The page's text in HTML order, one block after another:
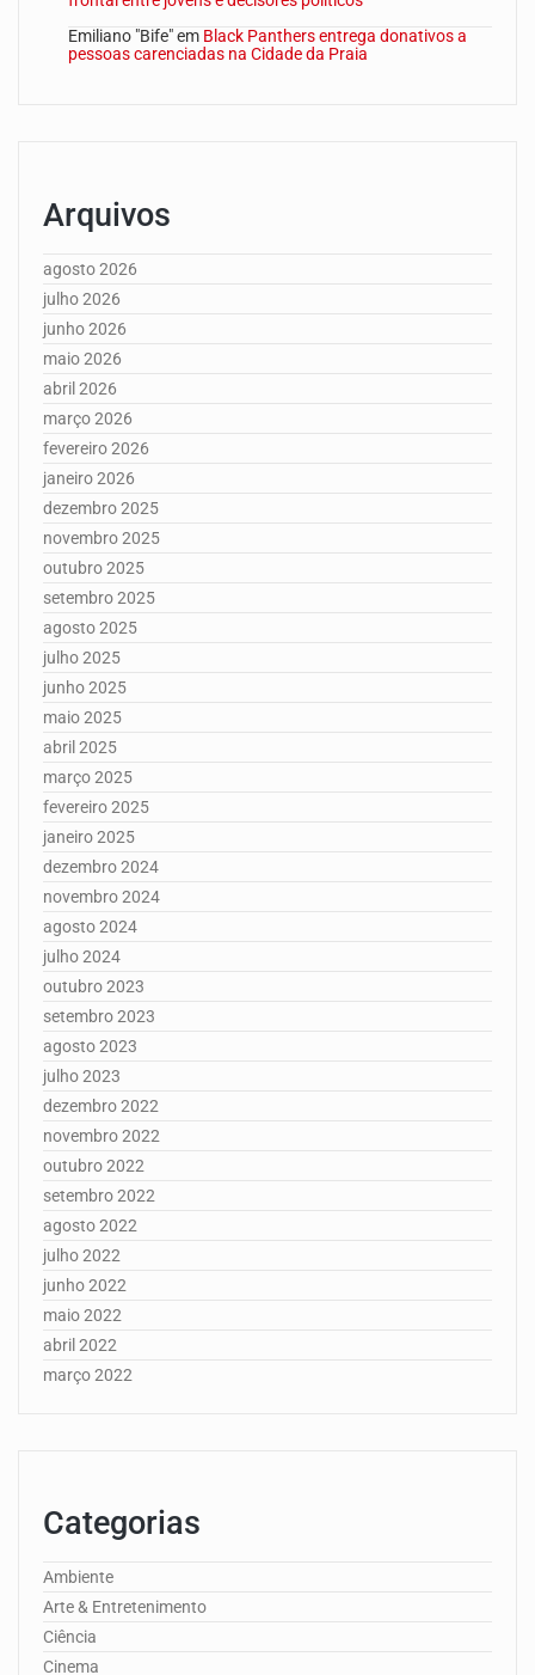
Emiliano "Bife"em Black Panthers entrega donativos a
pessoas carenciadas na Cidade da Praia
Arquivos
agosto 2026
julho 2026
junho 2026
maio 2026
abril 2026
março 2026
fevereiro 2026
janeiro 2026
dezembro 2025
novembro 2025
outubro 2025
setembro 2025
agosto 2025
julho 2025
junho 2025
maio 2025
abril 2025
março 2025
fevereiro 2025
janeiro 2025
dezembro 2024
novembro 2024
agosto 2024
julho 2024
outubro 2023
setembro 2023
agosto 2023
julho 2023
dezembro 2022
novembro 2022
outubro 2022
setembro 2022
agosto 2022
julho 2022
junho 2022
maio 2022
abril 2022
março 2022
Categorias
Ambiente
Arte & Entretenimento
Ciência
Cinema